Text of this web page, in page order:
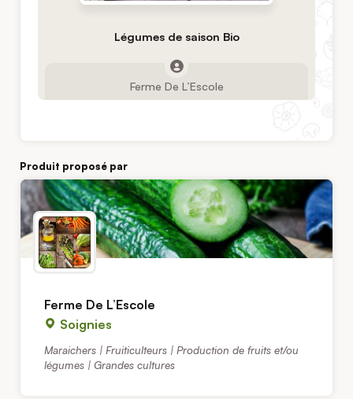
Légumes de saison Bio
Ferme De L’Escole
Produit proposé par
Ferme De L’Escole
Soignies
Maraichers | Fruiticulteurs | Production de fruits et/ou
légumes | Grandes cultures